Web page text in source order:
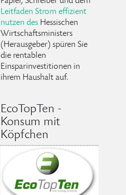
Leitfaden Strom effizient
nutzen desHessischen
Wirtschaftsministers
(Herausgeber) spüren Sie
die rentablen
Einsparinvestitionen in
ihrem Haushalt auf.
EcoTopTen -
Konsum mit
Köpfchen